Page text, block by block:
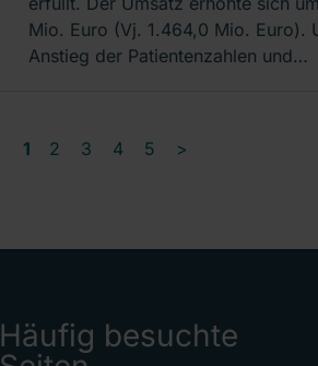
Mio. Euro (Vj. 1.464,0 Mio. Euro).
Anstieg der Patientenzahlen und…
1 2 3 4 5 >
Häufig besuchte